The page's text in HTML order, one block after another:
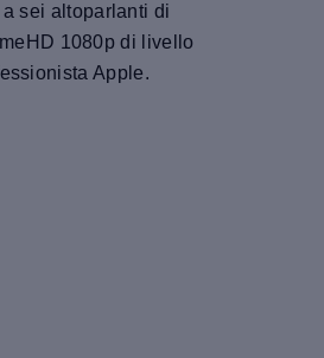
sei altoparlanti di
1080p di livello
Apple.